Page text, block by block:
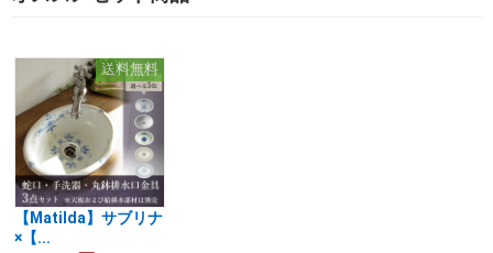
送料無料
【Matilda】サブリナ
×【...